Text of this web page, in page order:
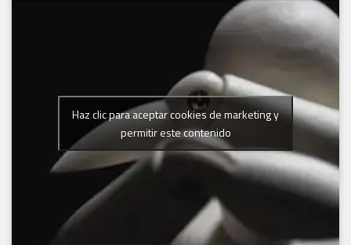
Haz clic para aceptar cookies de marketing y
permitir este contenido